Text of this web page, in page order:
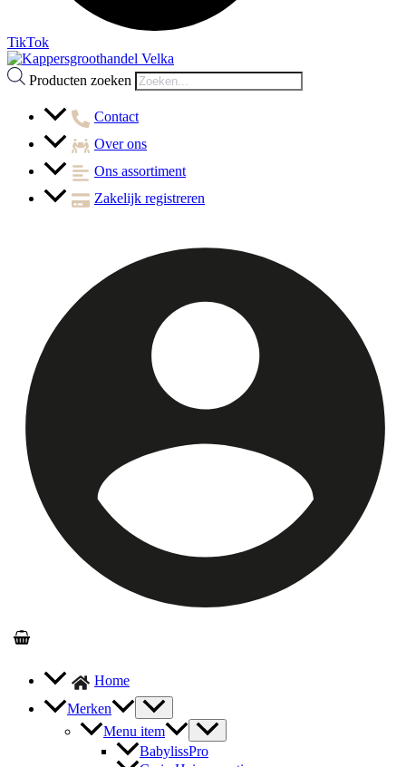
TikTok
Producten zoeken
Contact
Over ons
Ons assortiment
Zakelijk registreren
Home
Merken
Menu item
BabylissPro